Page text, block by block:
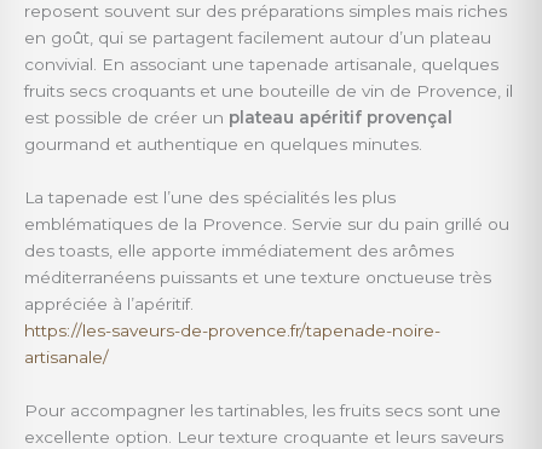
reposent souvent sur des préparations simples mais riches
en goût, qui se partagent facilement autour d’un plateau
convivial. En associant une tapenade artisanale, quelques
fruits secs croquants et une bouteille de vin de Provence, il
est possible de créer un plateau apéritif provençal
gourmand et authentique en quelques minutes.
La tapenade est l’une des spécialités les plus
emblématiques de la Provence. Servie sur du pain grillé ou
des toasts, elle apporte immédiatement des arômes
méditerranéens puissants et une texture onctueuse très
appréciée à l’apéritif.
https://les-saveurs-de-provence.fr/tapenade-noire-
artisanale/
Pour accompagner les tartinables, les fruits secs sont une
excellente option. Leur texture croquante et leurs saveurs